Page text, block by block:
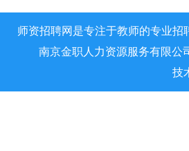
师资招聘网是专注于教师的专业
南京金职人力资源服务有限公
技